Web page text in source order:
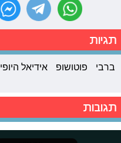
תגיות
ברבי פוטושופ אידיאל היופי
תגובות